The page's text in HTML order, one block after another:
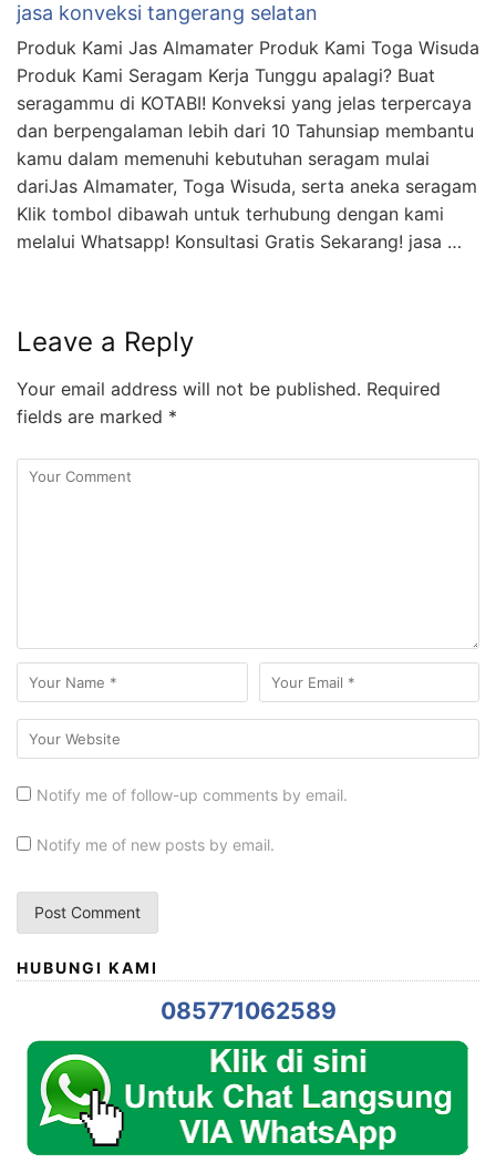
jasa konveksi tangerang selatan
Produk Kami Jas Almamater Produk Kami Toga Wisuda
Produk Kami Seragam Kerja Tunggu apalagi? Buat
seragammu di KOTABI! Konveksi yang jelas terpercaya
dan berpengalaman lebih dari 10 Tahunsiap membantu
kamu dalam memenuhi kebutuhan seragam mulai
dariJas Almamater, Toga Wisuda, serta aneka seragam
Klik tombol dibawah untuk terhubung dengan kami
melalui Whatsapp! Konsultasi Gratis Sekarang! jasa …
Leave a Reply
Your email address will not be published. Required
fields are marked *
Notify me of follow-up comments by email.
Notify me of new posts by email.
HUBUNGI KAMI
085771062589